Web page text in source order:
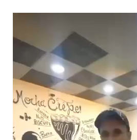
Αναπαραγωγής
Βίντεο